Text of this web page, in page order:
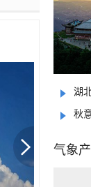
湖
秋
气象